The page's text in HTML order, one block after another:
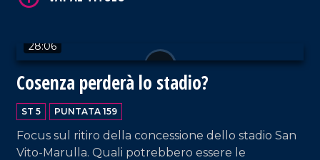
Cannatà. Approfondimento in esterna a cura di
Elisa Barresi.
28:06
Cosenza perderà lo stadio?
ST 5 PUNTATA 159
Focus sul ritiro della concessione dello stadio San
Vito-Marulla. Quali potrebbero essere le
VAI AL TITOLO